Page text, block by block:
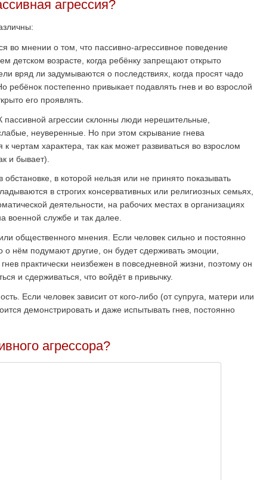
агрессия?
во мнении о том, что пассивно-агрессивное поведение
детском возрасте, когда ребёнку запрещают открыто
вряд ли задумываются о последствиях, когда просят чадо
ребёнок постепенно привыкает подавлять гнев и во взрослой
его проявлять.
пассивной агрессии склонны люди нерешительные,
неуверенные. Но при этом скрывание гнева
к чертам характера, так как может развиваться во взрослом
и бывает).
в которой нельзя или не принято показывать
в строгих консервативных или религиозных семьях,
деятельности, на рабочих местах в организациях
военной службе и так далее.
общественного мнения. Если человек сильно и постоянно
о нём подумают другие, он будет сдерживать эмоции,
практически неизбежен в повседневной жизни, поэтому он
и сдерживаться, что войдёт в привычку.
Если человек зависит от кого-либо (от супруга, матери или
демонстрировать и даже испытывать гнев, постоянно
агрессора?